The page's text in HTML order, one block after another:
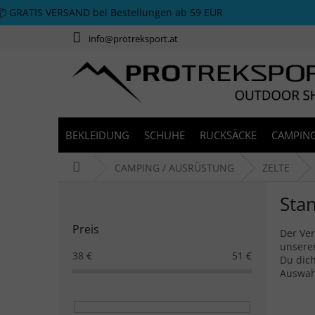
Zum Inhalt springen
GRATIS VERSAND bei Bestellungen ab 59 EUR
info@protreksport.at
BEKLEIDUNG SCHUHE RUCKSÄCKE
StartseiteCAMPING / AUSRÜSTUNG ZELTE
Preis
38 € 51 €
Der
Du